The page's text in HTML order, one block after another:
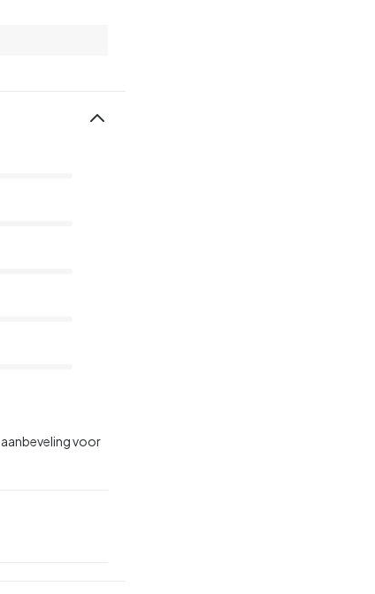
voor